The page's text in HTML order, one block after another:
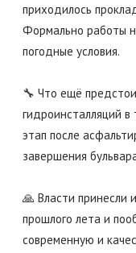
приходилось
Формально работы
погодные условия.
🔧 Что ещё
гидроинсталляций
этап после
завершения
🙏 Власти принесли
прошлого лета и
современную и